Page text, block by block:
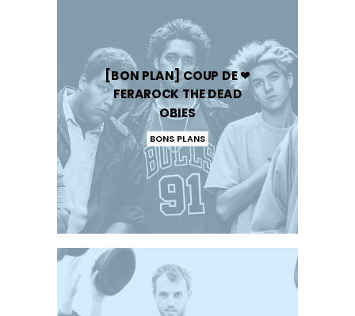
[BON PLAN] COUP DE ❤
FERAROCK THE DEAD
OBIES
BONS PLANS